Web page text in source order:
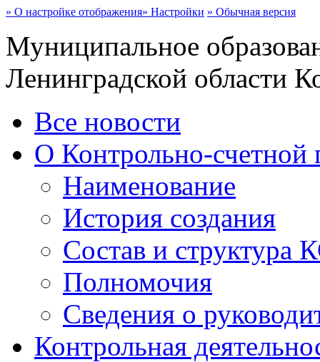
» О настройке отображения» Настройки » Обычная версия
Муниципальное
Ленинградской области
Все новости
О Контрольно-счетной
Наименование
История создания
Состав и структура
Полномочия
Сведения о
Контрольная